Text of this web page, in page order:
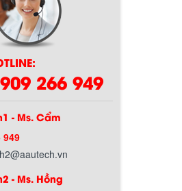
266 949
- Ms. Cẩm
949
- Ms. Hồng